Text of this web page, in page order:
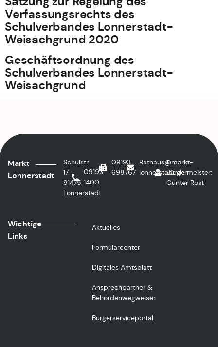
Verfassungsrechts des
Schulverbandes Lonnerstadt-
Weisachgrund 2020
Geschäftsordnung des
Schulverbandes Lonnerstadt-
Weisachgrund
Markt
Lonnerstadt
Schulstr.
17
91475
Lonnerstadt
09193
1400
09193
698767
Rathaus@markt-
lonnerstadt.de
1.
Bürgermeister:
Günter Rost
Wichtige
Links
Aktuelles
Formularcenter
Digitales Amtsblatt
Ansprechpartner &
Behördenwegweiser
Bürgerserviceportal